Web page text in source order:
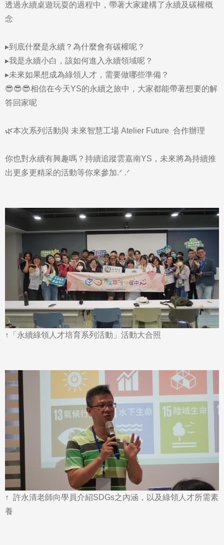
透過永續桌遊玩耍的過程中，帶著大家建構了永續及碳權概
念
▸到底什麼是永續？為什麼會有碳權呢？
▸我是永續小白，該如何進入永續領域呢？
▸未來如果想成為綠領人才，需要做哪些準備？
😎😎😎相信在今天YS的永續之旅中，大家都能帶著想要的解
答回家呢
🌿本次系列活動與 未來智慧工場 Atelier Future 合作辦理
你也對永續有興趣嗎？持續追蹤雲嘉南YS，未來將為持續推
出更多更精采的活動等你來參加.ᐟ .ᐟ
↑「永續綠領人才培育系列活動」活動大合照
↑ 許永清老師向學員介紹SDGs之內涵，以及綠領人才所需素
養